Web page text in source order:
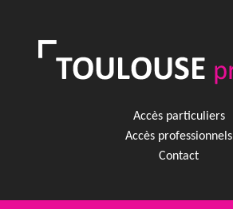
Accès particuliers
Accès professionnels
Contact